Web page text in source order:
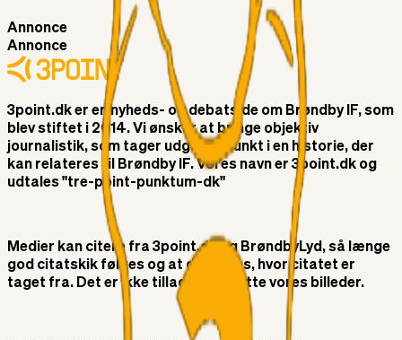
Annonce
Annonce
3point.dk er en nyheds- og debatside om Brøndby IF, som
blev stiftet i 2014. Vi ønsker at bringe objektiv
journalistik, som tager udgangspunkt i en historie, der
kan relateres til Brøndby IF. Vores navn er 3point.dk og
udtales "tre-point-punktum-dk"
Medier kan citere fra 3point.dk og BrøndbyLyd, så længe
god citatskik følges og at der linkes, hvor citatet er
taget fra. Det er ikke tilladt at benytte vores billeder.